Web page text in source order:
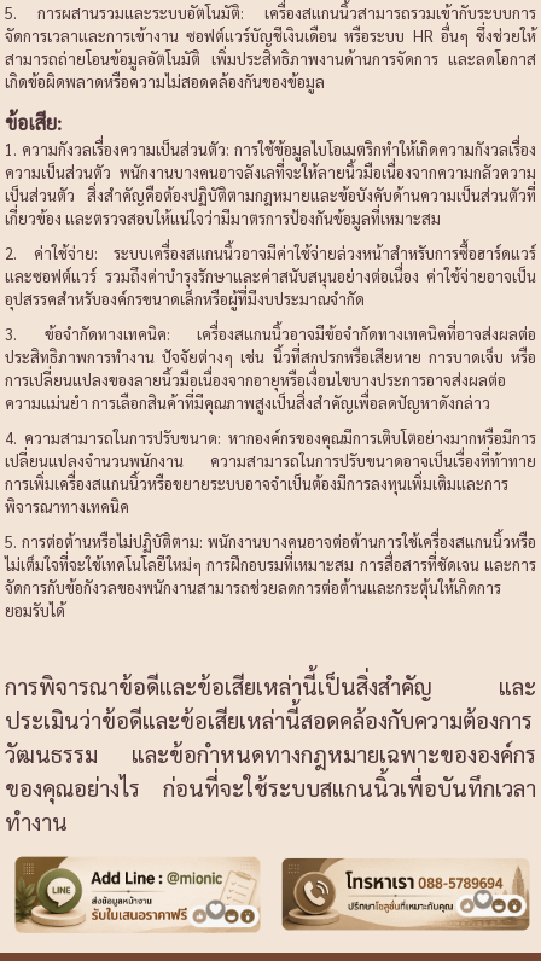
5. การผสานรวมและระบบอัตโนมัติ: เครื่องสแกนนิ้วสามารถรวมเข้ากับระบบการ
จัดการเวลาและการเข้างาน ซอฟต์แวร์บัญชีเงินเดือน หรือระบบ HR อื่นๆ ซึ่งช่วยให้
สามารถถ่ายโอนข้อมูลอัตโนมัติ เพิ่มประสิทธิภาพงานด้านการจัดการ และลดโอกาส
เกิดข้อผิดพลาดหรือความไม่สอดคล้องกันของข้อมูล
ข้อเสีย:
1. ความกังวลเรื่องความเป็นส่วนตัว: การใช้ข้อมูลไบโอเมตริกทำให้เกิดความกังวลเรื่อง
ความเป็นส่วนตัว พนักงานบางคนอาจลังเลที่จะให้ลายนิ้วมือเนื่องจากความกลัวความ
เป็นส่วนตัว สิ่งสำคัญคือต้องปฏิบัติตามกฎหมายและข้อบังคับด้านความเป็นส่วนตัวที่
เกี่ยวข้อง และตรวจสอบให้แน่ใจว่ามีมาตรการป้องกันข้อมูลที่เหมาะสม
2. ค่าใช้จ่าย: ระบบเครื่องสแกนนิ้วอาจมีค่าใช้จ่ายล่วงหน้าสำหรับการซื้อฮาร์ดแวร์
และซอฟต์แวร์ รวมถึงค่าบำรุงรักษาและค่าสนับสนุนอย่างต่อเนื่อง ค่าใช้จ่ายอาจเป็น
อุปสรรคสำหรับองค์กรขนาดเล็กหรือผู้ที่มีงบประมาณจำกัด
3. ข้อจำกัดทางเทคนิค: เครื่องสแกนนิ้วอาจมีข้อจำกัดทางเทคนิคที่อาจส่งผลต่อ
ประสิทธิภาพการทำงาน ปัจจัยต่างๆ เช่น นิ้วที่สกปรกหรือเสียหาย การบาดเจ็บ หรือ
การเปลี่ยนแปลงของลายนิ้วมือเนื่องจากอายุหรือเงื่อนไขบางประการอาจส่งผลต่อ
ความแม่นยำ การเลือกสินค้าที่มีคุณภาพสูงเป็นสิ่งสำคัญเพื่อลดปัญหาดังกล่าว
4. ความสามารถในการปรับขนาด: หากองค์กรของคุณมีการเติบโตอย่างมากหรือมีการ
เปลี่ยนแปลงจำนวนพนักงาน ความสามารถในการปรับขนาดอาจเป็นเรื่องที่ท้าทาย
การเพิ่มเครื่องสแกนนิ้วหรือขยายระบบอาจจำเป็นต้องมีการลงทุนเพิ่มเติมและการ
พิจารณาทางเทคนิค
5. การต่อต้านหรือไม่ปฏิบัติตาม: พนักงานบางคนอาจต่อต้านการใช้เครื่องสแกนนิ้วหรือ
ไม่เต็มใจที่จะใช้เทคโนโลยีใหม่ๆ การฝึกอบรมที่เหมาะสม การสื่อสารที่ชัดเจน และการ
จัดการกับข้อกังวลของพนักงานสามารถช่วยลดการต่อต้านและกระตุ้นให้เกิดการ
ยอมรับได้
การพิจารณาข้อดีและข้อเสียเหล่านี้เป็นสิ่งสำคัญ และ
ประเมินว่าข้อดีและข้อเสียเหล่านี้สอดคล้องกับความต้องการ
วัฒนธรรม และข้อกำหนดทางกฎหมายเฉพาะขององค์กร
ของคุณอย่างไร ก่อนที่จะใช้ระบบสแกนนิ้วเพื่อบันทึกเวลา
ทำงาน